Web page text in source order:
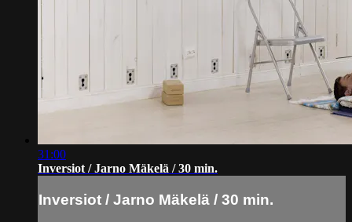
31:00
Inversiot / Jarno Mäkelä / 30 min.
Inversiot / Jarno Mäkelä / 30 min.